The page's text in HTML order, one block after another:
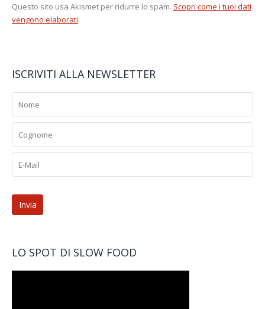
Questo sito usa Akismet per ridurre lo spam. Scopri come i tuoi dati
vengono elaborati.
ISCRIVITI ALLA NEWSLETTER
LO SPOT DI SLOW FOOD